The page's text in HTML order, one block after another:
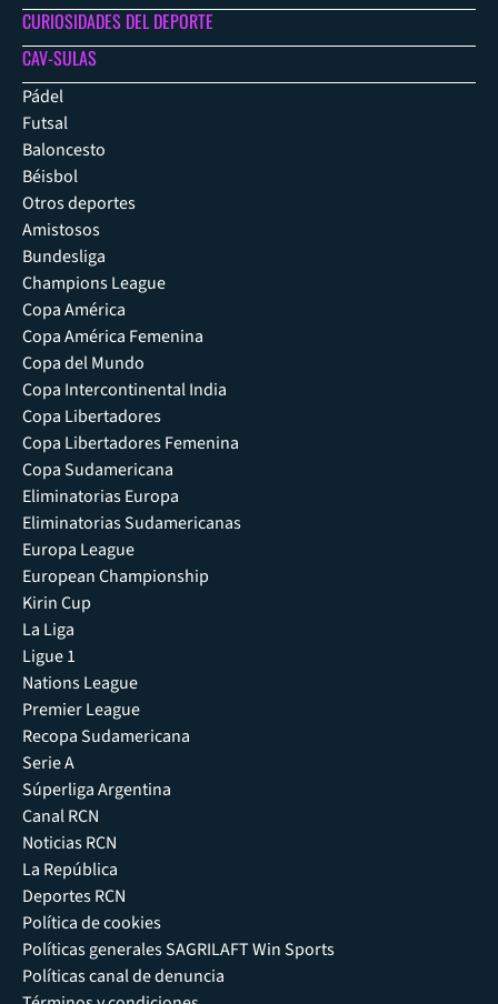
CURIOSIDADES DEL DEPORTE
CAV-SULAS
Pádel
Futsal
Baloncesto
Béisbol
Otros deportes
Amistosos
Bundesliga
Champions League
Copa América
Copa América Femenina
Copa del Mundo
Copa Intercontinental India
Copa Libertadores
Copa Libertadores Femenina
Copa Sudamericana
Eliminatorias Europa
Eliminatorias Sudamericanas
Europa League
European Championship
Kirin Cup
La Liga
Ligue 1
Nations League
Premier League
Recopa Sudamericana
Serie A
Súperliga Argentina
Canal RCN
Noticias RCN
La República
Deportes RCN
Política de cookies
Políticas generales SAGRILAFT Win Sports
Políticas canal de denuncia